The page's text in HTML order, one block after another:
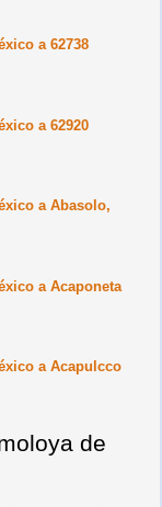
a 62738
a 62920
a Abasolo,
a Acaponeta
a Acapulcco
de